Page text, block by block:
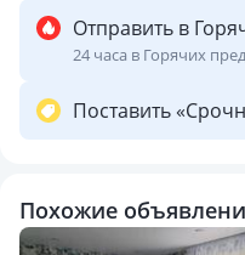
Отправить в
24 часа в Горячих
Поставить
Похожие